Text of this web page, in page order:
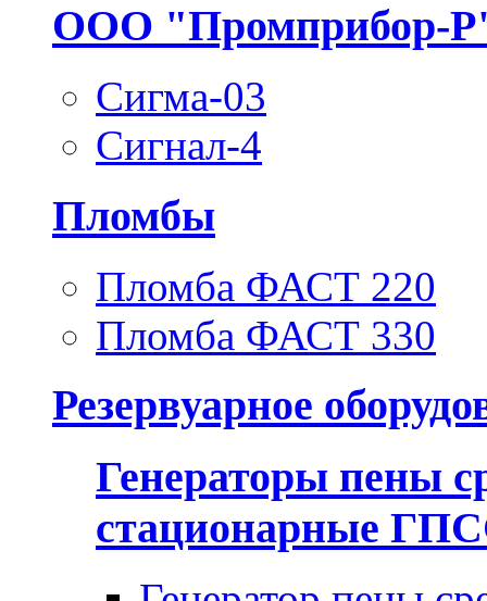
ООО "Промприбор-
Сигма-03
Сигнал-4
Пломбы
Пломба ФАСТ 220
Пломба ФАСТ 330
Резервуарное
Генераторы пены
стационарные